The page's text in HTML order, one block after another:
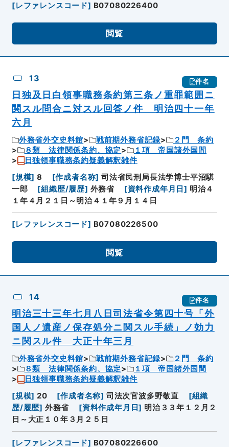
[レファレンスコード] B07080226400
閲覧
13 件名
日独及日白領事職務条約第三条ノ重罪範囲ニ
関スル問合ニ対スル回答ノ件 明治四十一年
六月
外務省外交史料館 戦前期外務省記録
２門 条約
８類 法律関係条約、協定
１項 帝国諸外国間
日独領事職務条約疑義解釈雑件
[規模] 8 [作成者名称] 司法省民刑局長法学博士平沼騏
一郎
[組織歴/履歴] 外務省 [資料作成年月日] 明治４
１年４月２１日～明治４１年９月１４日
[レファレンスコード] B07080226500
閲覧
14 件名
明治三十三年七月八日司法省令第四十号「外
国人ノ遺産ノ保存処分ニ関スル手続」ノ効力
ニ関スル件 大正十年三月
外務省外交史料館 戦前期外務省記録
２門 条約
８類 法律関係条約、協定
１項 帝国諸外国間
日独領事職務条約疑義解釈雑件
[規模] 20 [作成者名称] 司法次官波多野敬直 [組織
歴/履歴] 外務省 [資料作成年月日] 明治３３年１２月２
日～大正１０年３月２５日
[レファレンスコード] B07080226600